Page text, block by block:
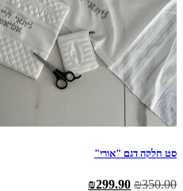
סט חלקה דגם "אורי"
₪350.00
המחיר ₪299.90